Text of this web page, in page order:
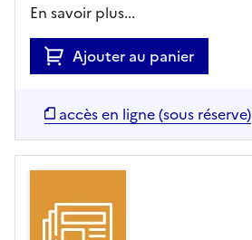
En savoir plus...
Ajouter au panier
accès en ligne (sous réserve)